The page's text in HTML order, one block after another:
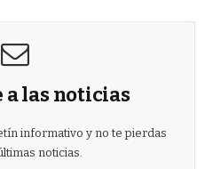
a las noticias
informativo y no te pierdas
noticias.